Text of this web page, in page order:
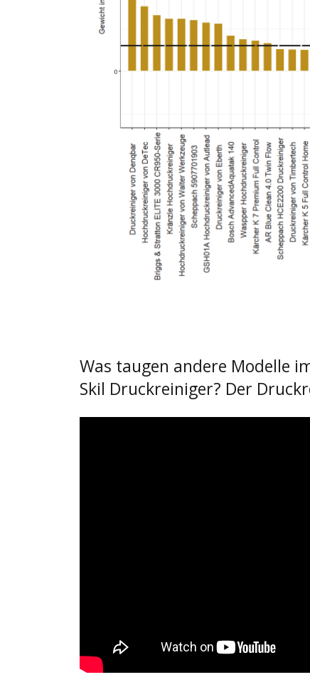
Was taugen andere Modelle
Skil Druckreiniger? Der